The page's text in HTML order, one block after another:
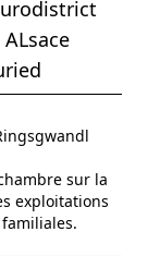
sur la
exploitations